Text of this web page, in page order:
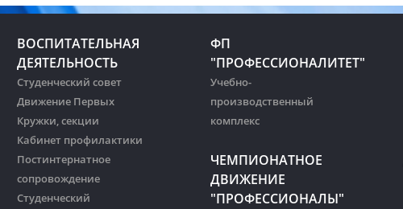
ВОСПИТАТЕЛЬНАЯ
ДЕЯТЕЛЬНОСТЬ
Студенческий совет
Движение Первых
Кружки, секции
Кабинет профилактики
Постинтернатное
сопровождение
Студенческий
ФП
"ПРОФЕССИОНАЛИТЕТ"
Учебно-
производственный
комплекс
ЧЕМПИОНАТНОЕ
ДВИЖЕНИЕ
"ПРОФЕССИОНАЛЫ"